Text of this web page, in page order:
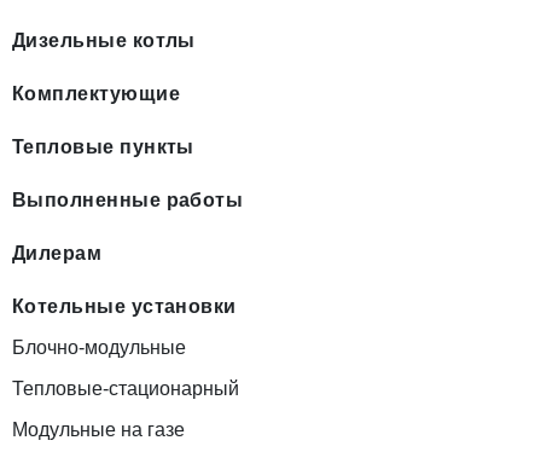
Дизельные котлы
Комплектующие
Тепловые пункты
Выполненные работы
Дилерам
Котельные установки
Блочно-модульные
Тепловые-стационарный
Модульные на газе